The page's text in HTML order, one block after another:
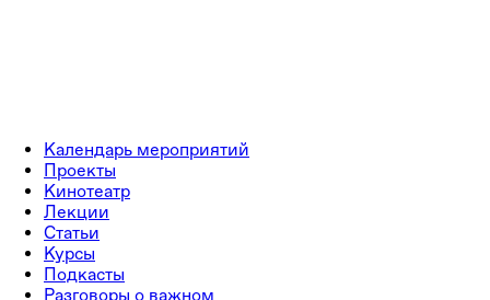
Календарь мероприятий
Проекты
Кинотеатр
Лекции
Статьи
Курсы
Подкасты
Разговоры о важном